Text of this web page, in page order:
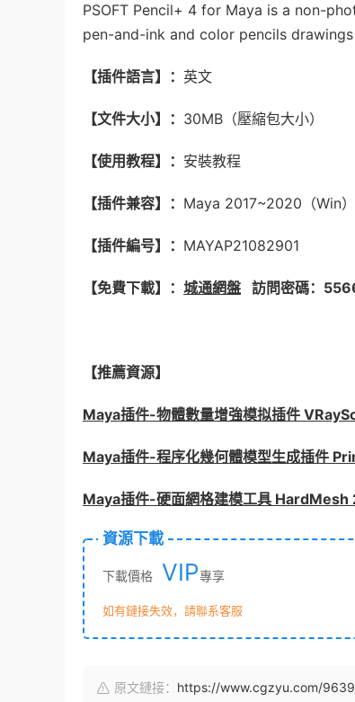
PSOFT Pencil+ 4 for Maya is a non-
pen-and-ink and color pencils
【插件語言】： 英文
【文件大小】： 30MB（壓縮包大小）
【使用教程】： 安裝教程
【插件兼容】： Maya 2017~2020（Win）
【插件編号】： MAYAP21082901
【免費下載】： 城通網盤 訪問密碼
【推薦資源】
Maya插件-物體數量增強模拟插件
Maya插件-程序化幾何體模型生成插件
Maya插件-硬面網格建模工具
資源下載
下載價格 VIP專享
如有鏈接失效，請聯系客服
原文鏈接： https://www.cgzyu.com/